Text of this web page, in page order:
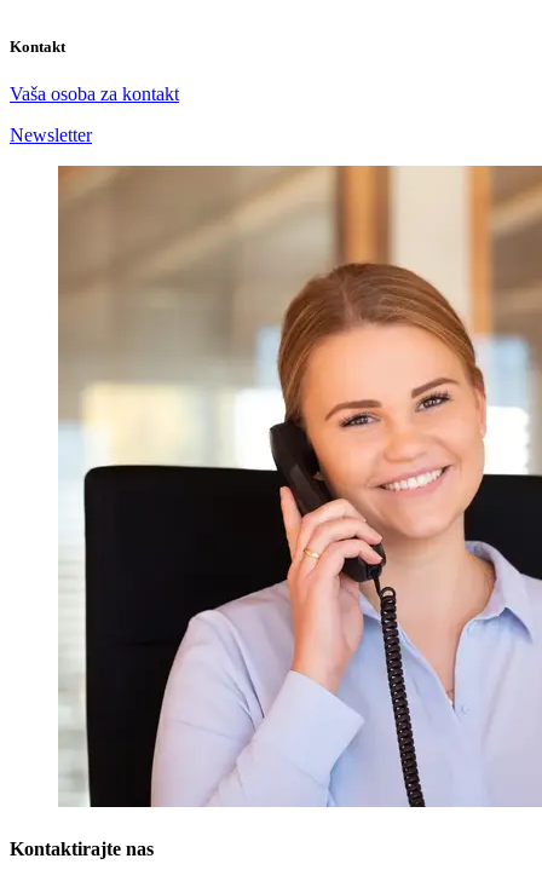
Kontakt
Vaša osoba za kontakt
Newsletter
Kontaktirajte nas